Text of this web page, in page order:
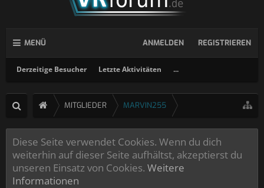
MENÜ
Derzeitige Besucher Letzte Aktivitäten ...
ANMELDEN REGISTRIEREN
MITGLIEDER MARVIN255
Diese Seite verwendet Cookies. Wenn du dich
weiterhin auf dieser Seite aufhältst, akzeptierst du
unseren Einsatz von Cookies. Weitere
Informationen